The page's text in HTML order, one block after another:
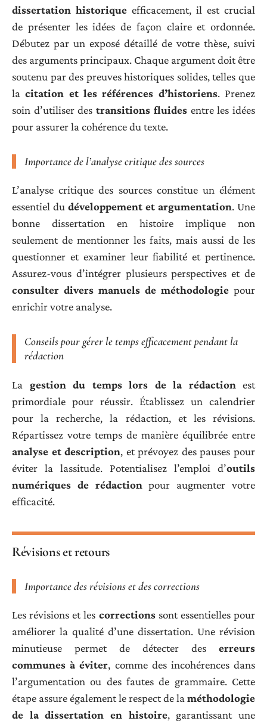
dissertation historique efficacement, il est crucial
de présenter les idées de façon claire et ordonnée.
Débutez par un exposé détaillé de votre thèse, suivi
des arguments principaux. Chaque argument doit être
soutenu par des preuves historiques solides, telles que
lacitation et les références d’historiens. Prenez
soin d’utiliser destransitions fluidesentre les idées
pour assurer la cohérence du texte.
Importance de l’analyse critique des sources
L’analyse critique des sources constitue un élément
essentiel du développement et argumentation. Une
bonne dissertation en histoire implique non
seulement de mentionner les faits, mais aussi de les
questionner et examiner leur fiabilité et pertinence.
Assurez-vous d’intégrer plusieurs perspectives et de
consulter divers manuels de méthodologie pour
enrichir votre analyse.
Conseils pour gérer le temps efficacement pendant la
rédaction
La gestion du temps lors de la rédaction est
primordiale pour réussir. Établissez un calendrier
pour la recherche, la rédaction, et les révisions.
Répartissez votre temps de manière équilibrée entre
analyse et description, et prévoyez des pauses pour
éviter la lassitude. Potentialisez l’emploi d’outils
numériques de rédaction pour augmenter votre
efficacité.
Révisions et retours
Importance des révisions et des corrections
Les révisions et les correctionssont essentielles pour
améliorer la qualité d’une dissertation. Une révision
minutieuse permet de détecter des erreurs
communes à éviter, comme des incohérences dans
l’argumentation ou des fautes de grammaire. Cette
étape assure également le respect de laméthodologie
de la dissertation en histoire, garantissant une